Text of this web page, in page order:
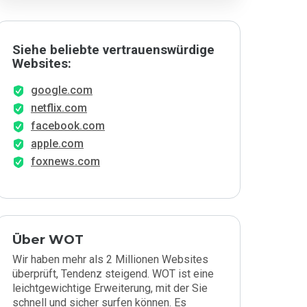
Siehe beliebte vertrauenswürdige
Websites:
google.com
netflix.com
facebook.com
apple.com
foxnews.com
Über WOT
Wir haben mehr als 2 Millionen Websites
überprüft, Tendenz steigend. WOT ist eine
leichtgewichtige Erweiterung, mit der Sie
schnell und sicher surfen können. Es